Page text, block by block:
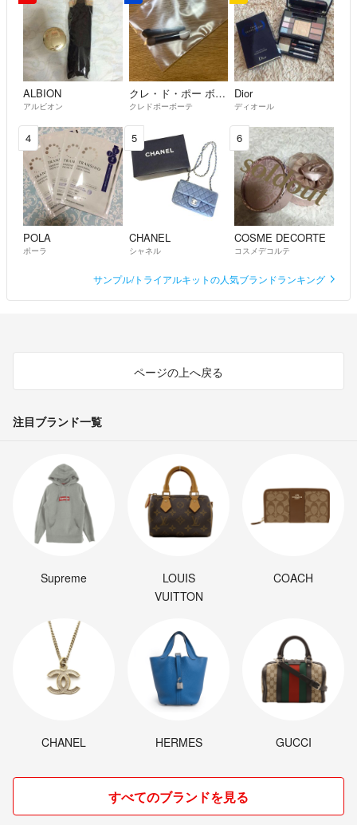
ALBION
アルビオン
クレ・ド・ポー ボーテ
クレドポーボーテ
Dior
ディオール
4
POLA
ポーラ
5
CHANEL
シャネル
6
COSME DECORTE
コスメデコルテ
サンプル/トライアルキットの人気ブランドランキング
ページの上へ戻る
注目ブランド一覧
Supreme
LOUIS
VUITTON
COACH
CHANEL HERMES GUCCI
すべてのブランドを見る